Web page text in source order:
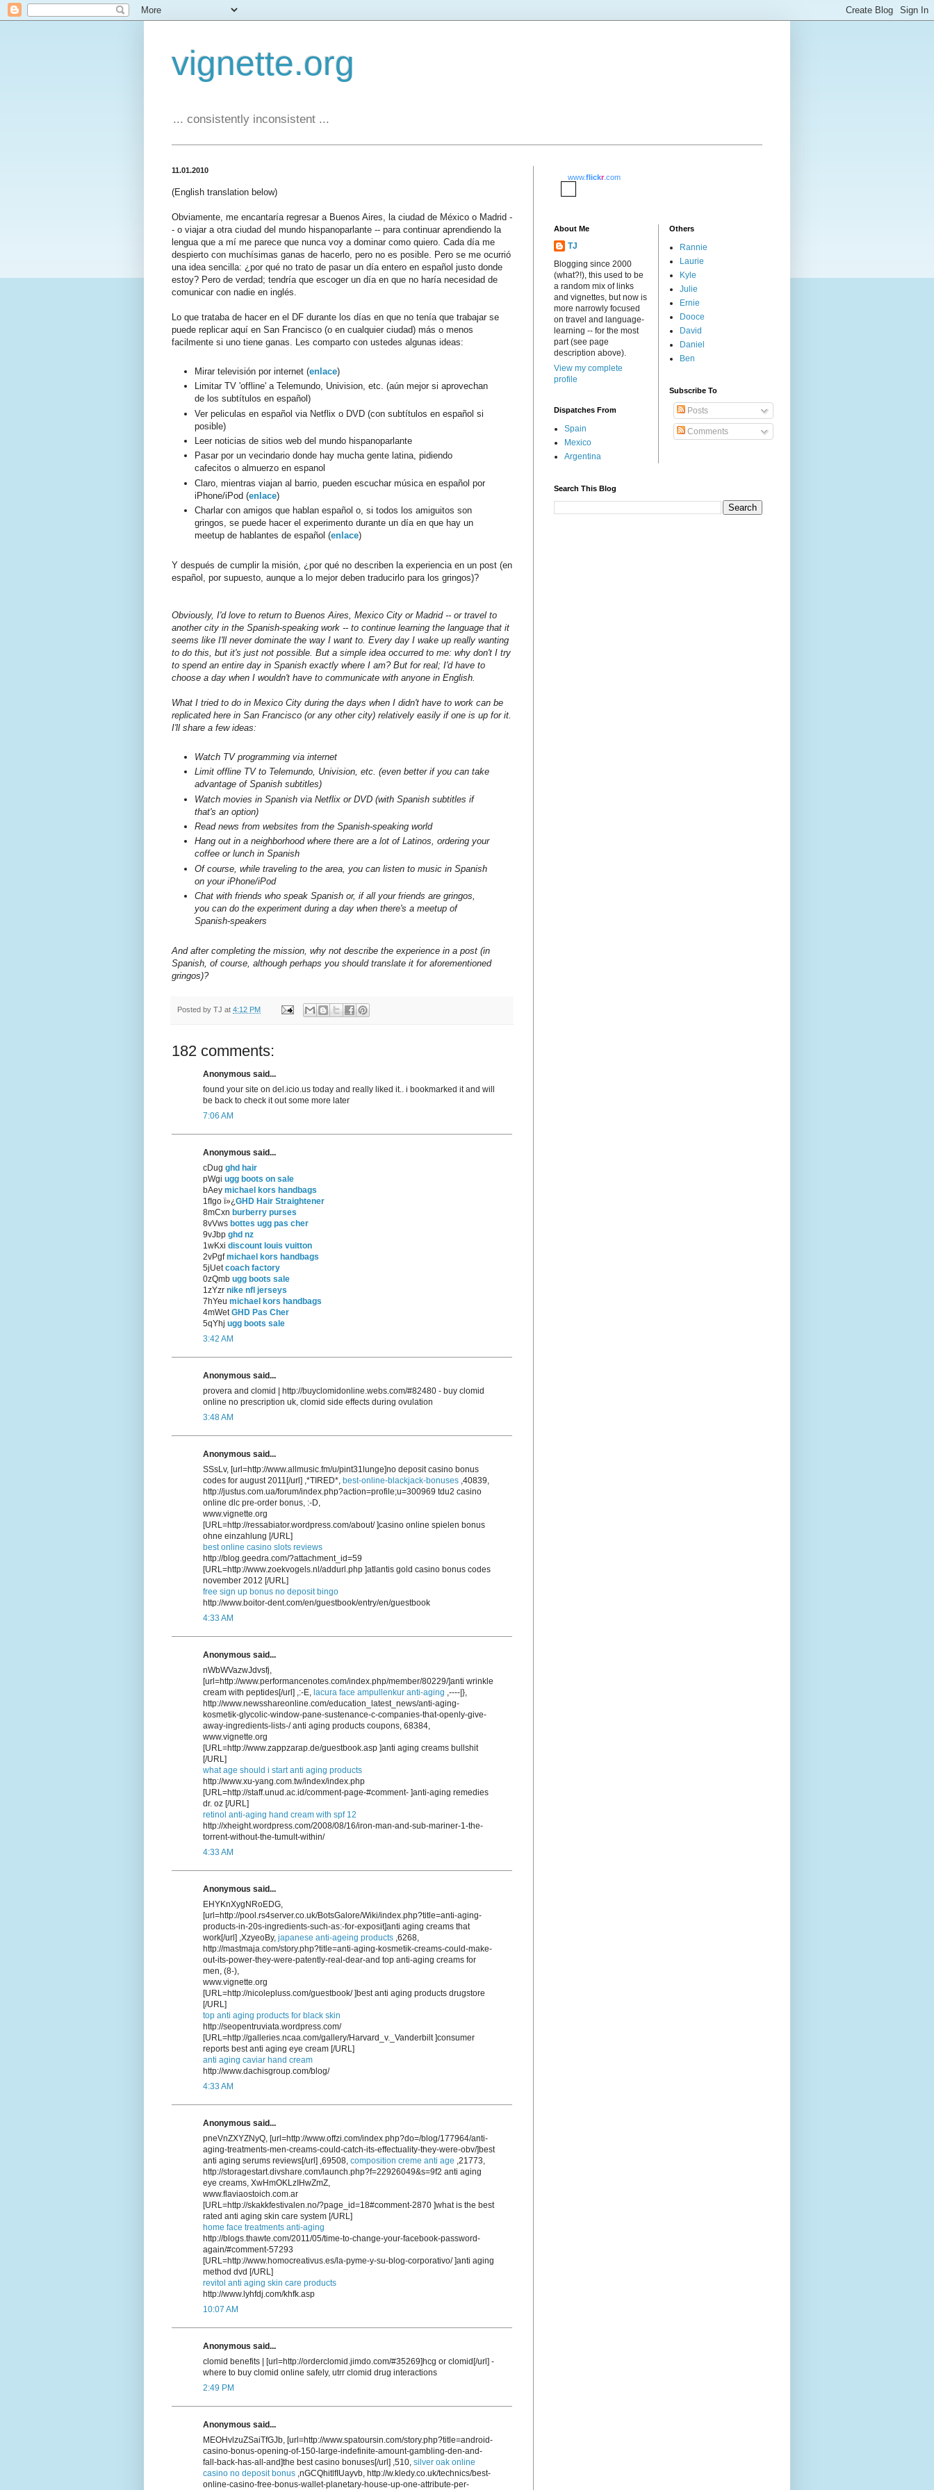
vignette.org
... consistently inconsistent ...
11.01.2010
(English translation below)
Obviamente, me encantaría regresar a Buenos Aires, la ciudad de México o Madrid -
- o viajar a otra ciudad del mundo hispanoparlante -- para continuar aprendiendo la
lengua que a mí me parece que nunca voy a dominar como quiero. Cada día me
despierto con muchísimas ganas de hacerlo, pero no es posible. Pero se me ocurrió
una idea sencilla: ¿por qué no trato de pasar un día entero en español justo donde
estoy? Pero de verdad; tendría que escoger un día en que no haría necesidad de
comunicar con nadie en inglés.
Lo que trataba de hacer en el DF durante los días en que no tenía que trabajar se
puede replicar aquí en San Francisco (o en cualquier ciudad) más o menos
facilmente si uno tiene ganas. Les comparto con ustedes algunas ideas:
Mirar televisión por internet (enlace)
Limitar TV 'offline' a Telemundo, Univision, etc. (aún mejor si aprovechan
de los subtítulos en español)
Ver peliculas en español via Netflix o DVD (con subtítulos en español si
posible)
Leer noticias de sitios web del mundo hispanoparlante
Pasar por un vecindario donde hay mucha gente latina, pidiendo
cafecitos o almuerzo en espanol
Claro, mientras viajan al barrio, pueden escuchar música en español por
iPhone/iPod (enlace)
Charlar con amigos que hablan español o, si todos los amiguitos son
gringos, se puede hacer el experimento durante un día en que hay un
meetup de hablantes de español (enlace)
Y después de cumplir la misión, ¿por qué no describen la experiencia en un post (en
español, por supuesto, aunque a lo mejor deben traducirlo para los gringos)?
Obviously, I'd love to return to Buenos Aires, Mexico City or Madrid -- or travel to
another city in the Spanish-speaking work -- to continue learning the language that it
seems like I'll never dominate the way I want to. Every day I wake up really wanting
to do this, but it's just not possible. But a simple idea occurred to me: why don't I try
to spend an entire day in Spanish exactly where I am? But for real; I'd have to
choose a day when I wouldn't have to communicate with anyone in English.
What I tried to do in Mexico City during the days when I didn't have to work can be
replicated here in San Francisco (or any other city) relatively easily if one is up for it.
I'll share a few ideas:
Watch TV programming via internet
Limit offline TV to Telemundo, Univision, etc. (even better if you can take
advantage of Spanish subtitles)
Watch movies in Spanish via Netflix or DVD (with Spanish subtitles if
that's an option)
Read news from websites from the Spanish-speaking world
Hang out in a neighborhood where there are a lot of Latinos, ordering your
coffee or lunch in Spanish
Of course, while traveling to the area, you can listen to music in Spanish
on your iPhone/iPod
Chat with friends who speak Spanish or, if all your friends are gringos,
you can do the experiment during a day when there's a meetup of
Spanish-speakers
And after completing the mission, why not describe the experience in a post (in
Spanish, of course, although perhaps you should translate it for aforementioned
gringos)?
Posted by TJ at 4:12 PM
182 comments:
Anonymous said...
found your site on del.icio.us today and really liked it.. i bookmarked it and will
be back to check it out some more later
7:06 AM
Anonymous said...
cDug ghd hair
pWgi ugg boots on sale
bAey michael kors handbags
1fIgo ï»¿GHD Hair Straightener
8mCxn burberry purses
8vVws bottes ugg pas cher
9vJbp ghd nz
1wKxi discount louis vuitton
2vPgfmichael kors handbags
5jUetcoach factory
0zQmb ugg boots sale
1zYzr nike nfl jerseys
7hYeu michael kors handbags
4mWetGHD Pas Cher
5qYhj ugg boots sale
3:42 AM
Anonymous said...
provera and clomid | http://buyclomidonline.webs.com/#82480 - buy clomid
online no prescription uk, clomid side effects during ovulation
3:48 AM
Anonymous said...
SSsLv, [url=http://www.allmusic.fm/u/pint31lunge]no deposit casino bonus
codes for august 2011[/url] ,*TIRED*, best-online-blackjack-bonuses ,40839,
http://justus.com.ua/forum/index.php?action=profile;u=300969 tdu2 casino
online dlc pre-order bonus, :-D,
www.vignette.org
[URL=http://ressabiator.wordpress.com/about/ ]casino online spielen bonus
ohne einzahlung [/URL]
best online casino slots reviews
http://blog.geedra.com/?attachment_id=59
[URL=http://www.zoekvogels.nl/addurl.php ]atlantis gold casino bonus codes
november 2012 [/URL]
free sign up bonus no deposit bingo
http://www.boitor-dent.com/en/guestbook/entry/en/guestbook
4:33 AM
Anonymous said...
nWbWVazwJdvsfj,
[url=http://www.performancenotes.com/index.php/member/80229/]anti wrinkle
cream with peptides[/url] ,:-E, lacura face ampullenkur anti-aging ,----|},
http://www.newsshareonline.com/education_latest_news/anti-aging-
kosmetik-glycolic-window-pane-sustenance-c-companies-that-openly-give-
away-ingredients-lists-/ anti aging products coupons, 68384,
www.vignette.org
[URL=http://www.zappzarap.de/guestbook.asp ]anti aging creams bullshit
[/URL]
what age should i start anti aging products
http://www.xu-yang.com.tw/index/index.php
[URL=http://staff.unud.ac.id/comment-page-#comment- ]anti-aging remedies
dr. oz [/URL]
retinol anti-aging hand cream with spf 12
http://xheight.wordpress.com/2008/08/16/iron-man-and-sub-mariner-1-the-
torrent-without-the-tumult-within/
4:33 AM
Anonymous said...
EHYKnXygNRoEDG,
[url=http://pool.rs4server.co.uk/BotsGalore/Wiki/index.php?title=anti-aging-
products-in-20s-ingredients-such-as:-for-exposit]anti aging creams that
work[/url] ,XzyeoBy, japanese anti-ageing products ,6268,
http://mastmaja.com/story.php?title=anti-aging-kosmetik-creams-could-make-
out-its-power-they-were-patently-real-dear-and top anti-aging creams for
men, (8-),
www.vignette.org
[URL=http://nicolepluss.com/guestbook/ ]best anti aging products drugstore
[/URL]
top anti aging products for black skin
http://seopentruviata.wordpress.com/
[URL=http://galleries.ncaa.com/gallery/Harvard_v._Vanderbilt ]consumer
reports best anti aging eye cream [/URL]
anti aging caviar hand cream
http://www.dachisgroup.com/blog/
4:33 AM
Anonymous said...
pneVnZXYZNyQ, [url=http://www.offzi.com/index.php?do=/blog/177964/anti-
aging-treatments-men-creams-could-catch-its-effectuality-they-were-obv/]best
anti aging serums reviews[/url] ,69508, composition creme anti age ,21773,
http://storagestart.divshare.com/launch.php?f=22926049&s=9f2 anti aging
eye creams, XwHmOKLzIHwZmZ,
www.flaviaostoich.com.ar
[URL=http://skakkfestivalen.no/?page_id=18#comment-2870 ]what is the best
rated anti aging skin care system [/URL]
home face treatments anti-aging
http://blogs.thawte.com/2011/05/time-to-change-your-facebook-password-
again/#comment-57293
[URL=http://www.homocreativus.es/la-pyme-y-su-blog-corporativo/ ]anti aging
method dvd [/URL]
revitol anti aging skin care products
http://www.lyhfdj.com/khfk.asp
10:07 AM
Anonymous said...
clomid benefits | [url=http://orderclomid.jimdo.com/#35269]hcg or clomid[/url] -
where to buy clomid online safely, utrr clomid drug interactions
2:49 PM
Anonymous said...
MEOHvlzuZSaiTfGJb, [url=http://www.spatoursin.com/story.php?title=android-
casino-bonus-opening-of-150-large-indefinite-amount-gambling-den-and-
fall-back-has-all-and]the best casino bonuses[/url] ,510, silver oak online
casino no deposit bonus ,nGCQhitlfIUayvb, http://w.kledy.co.uk/technics/best-
online-casino-free-bonus-wallet-planetary-house-up-one-attribute-per-
www.flickr.com
About Me
TJ
Blogging since 2000
(what?!), this used to be
a random mix of links
and vignettes, but now is
more narrowly focused
on travel and language-
learning -- for the most
part (see page
description above).
View my complete
profile
Dispatches From
Spain
Mexico
Argentina
Others
Rannie
Laurie
Kyle
Julie
Ernie
Dooce
David
Daniel
Ben
Subscribe To
Posts
Comments
Search This Blog